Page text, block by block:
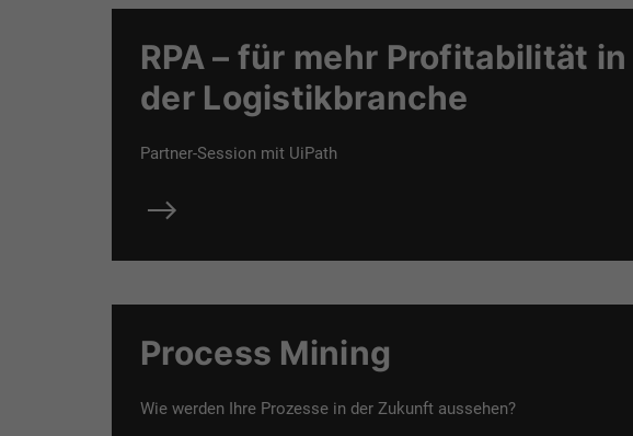
RPA – für mehr Profitabilität in
der Logistikbranche
Partner-Session mit UiPath
Process Mining
Wie werden Ihre Prozesse in der Zukunft aussehen?